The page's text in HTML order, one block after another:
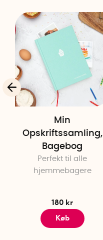
Min
Opskriftssamling,
Bagebog
Perfekt til alle
hjemmebagere
180 kr
Køb